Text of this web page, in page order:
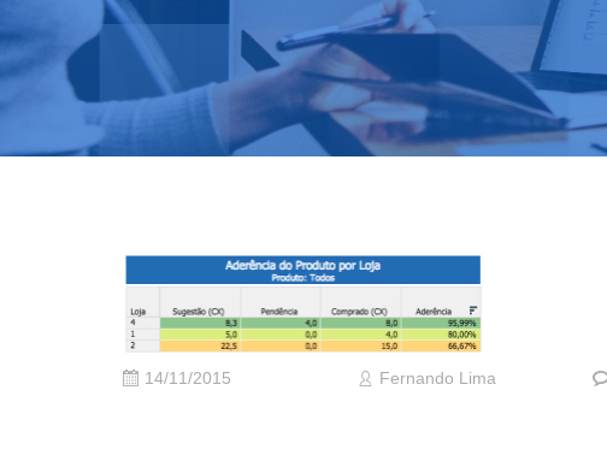
14/11/2015 Fernando Lima